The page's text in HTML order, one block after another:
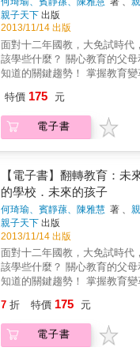
一本書。 「告訴我，我會忘記；給我看，我或
許記得；讓我參與，我會了解。」 世界變
太迅速，沒有人能預測未來。
樣的問題：「中小學要教什麼
客精神，動手做的學習，提供
透過動手做，培養了四個二十
能力：創新的能力、獨立自主
「從發想到實踐，從虛擬到實
享」的關鍵字 一股從下而上的翻轉熱浪正席捲
美國學習現場，創客（Maker
做」3個字已成為美國未來創
的關鍵字，並引爆了「第三
臨。美國總統歐巴馬更提出「
計畫，編列約一百二十億台幣
才──「創客」。 「想得出來，就做得出來」的
創客精神和主張，正重新定義
過往，創意和執行是兩碼子事
賜，如今創客們可以透過3D
機等新技術把自己的點子做出
助孩子們從創意發想到實踐夢
體，從競爭到共享。 創客精神，從下而上的翻
轉浪潮，把學習的主權還給學習者 這股
著
親子天下 出版
2013/11/14 出版
面對十二年國教，大免試時代
該學些什麼？ 關心教育的父母和師長，一定要
知道的關鍵趨勢！ 掌握教育變革羅盤，預備四
功邁向新學習時代～ & 翻轉你的教育思維，一
本集結世界教育重大趨勢與改
灣教育現場困境並提出務實解
「未來的學校」、與「未來的
章，揭櫫究竟什麼才是最值得
質。 & ●未來的學習──為什麼孩子從學習中逃
走？ 國內「學習力」大調查結果，提醒我們什
麼？日本佐藤學教授提出的「
為什麼值得同屬亞洲的台灣借
的改變，各國的評量方式正如
學習風貌，應該是什麼樣子？
思」、「趨勢與對策」，體檢
走的原因，並探究新學習時代
能！ 收錄2013年獲得TED Prize Winner的英國
新堡大學教授Sugata Mitra最
特價 175 元
電子書
【電子書】翻轉教育：未
的學校．未來的孩子
何琦瑜、賓靜蓀、陳雅慧 著 、
著
親子天下 出版
2013/11/14 出版
面對十二年國教，大免試時代
該學些什麼？ 關心教育的父母和師長，一定要
知道的關鍵趨勢！ 掌握教育變革羅盤，預備四
功邁向新學習時代～ & 翻轉你的教育思維，一
本集結世界教育重大趨勢與改
灣教育現場困境並提出務實解
7 折 特價 175 元
電子書